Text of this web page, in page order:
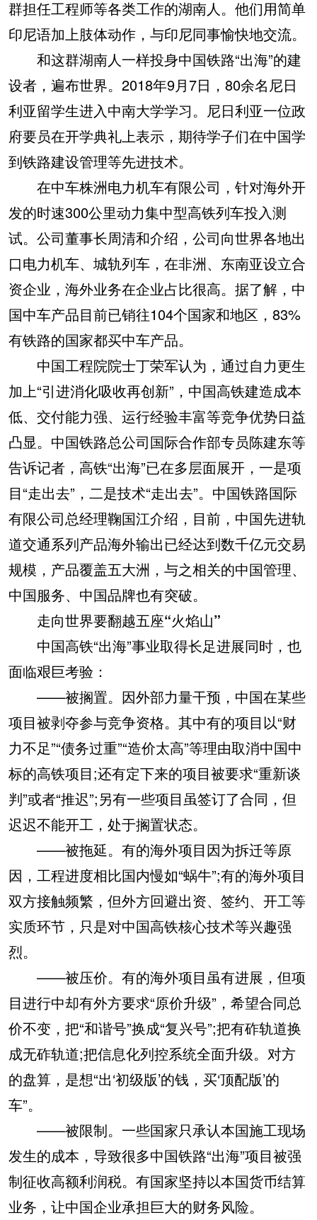
群担任工程师等各类工作的湖南人。他们用简单
印尼语加上肢体动作，与印尼同事愉快地交流。
和这群湖南人一样投身中国铁路“出海”的建
设者，遍布世界。2018年9月7日，80余名尼日
利亚留学生进入中南大学学习。尼日利亚一位政
府要员在开学典礼上表示，期待学子们在中国学
到铁路建设管理等先进技术。
在中车株洲电力机车有限公司，针对海外开
发的时速300公里动力集中型高铁列车投入测
试。公司董事长周清和介绍，公司向世界各地出
口电力机车、城轨列车，在非洲、东南亚设立合
资企业，海外业务在企业占比很高。据了解，中
国中车产品目前已销往104个国家和地区，83%
有铁路的国家都买中车产品。
中国工程院院士丁荣军认为，通过自力更生
加上“引进消化吸收再创新”，中国高铁建造成本
低、交付能力强、运行经验丰富等竞争优势日益
凸显。中国铁路总公司国际合作部专员陈建东等
告诉记者，高铁“出海”已在多层面展开，一是项
目“走出去”，二是技术“走出去”。中国铁路国际
有限公司总经理鞠国江介绍，目前，中国先进轨
道交通系列产品海外输出已经达到数千亿元交易
规模，产品覆盖五大洲，与之相关的中国管理、
中国服务、中国品牌也有突破。
走向世界要翻越五座“火焰山”
中国高铁“出海”事业取得长足进展同时，也
面临艰巨考验：
——被搁置。因外部力量干预，中国在某些
项目被剥夺参与竞争资格。其中有的项目以“财
力不足”“债务过重”“造价太高”等理由取消中国中
标的高铁项目;还有定下来的项目被要求“重新谈
判”或者“推迟”;另有一些项目虽签订了合同，但
迟迟不能开工，处于搁置状态。
——被拖延。有的海外项目因为拆迁等原
因，工程进度相比国内慢如“蜗牛”;有的海外项目
双方接触频繁，但外方回避出资、签约、开工等
实质环节，只是对中国高铁核心技术等兴趣强
烈。
——被压价。有的海外项目虽有进展，但项
目进行中却有外方要求“原价升级”，希望合同总
价不变，把“和谐号”换成“复兴号”;把有砟轨道换
成无砟轨道;把信息化列控系统全面升级。对方
的盘算，是想“出‘初级版’的钱，买‘顶配版’的
车”。
——被限制。一些国家只承认本国施工现场
发生的成本，导致很多中国铁路“出海”项目被强
制征收高额利润税。有国家坚持以本国货币结算
业务，让中国企业承担巨大的财务风险。